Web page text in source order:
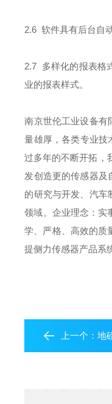
2.6 软件具有后台自
2.7 多样化的报表格
业的报表样式。
南京世伦工业设备有
量雄厚，各类专业技
过多年的不断开拓，
发创造更的传感器及
的研究与开发、汽车
领域。 企业理念：实
学、严格、高效的质
提侧力传感器产品系
上一个：地